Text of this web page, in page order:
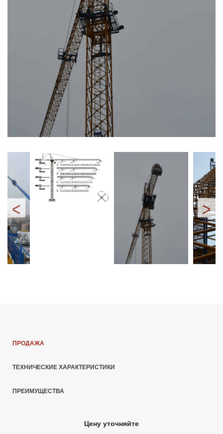
ПРОДАЖА
ТЕХНИЧЕСКИЕ ХАРАКТЕРИСТИКИ
ПРЕИМУЩЕСТВА
Цену уточняйте